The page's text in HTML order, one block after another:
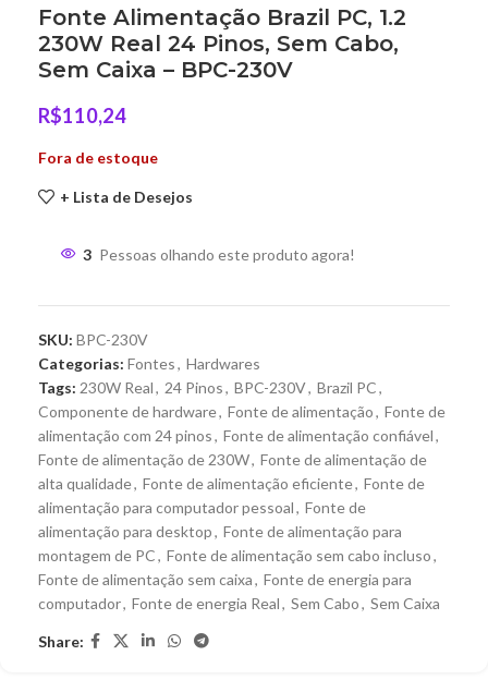
Fonte Alimentação Brazil PC, 1.2
230W Real 24 Pinos, Sem Cabo,
Sem Caixa – BPC-230V
R$110,24
Fora de estoque
+ Lista de Desejos
3 Pessoas olhando este produto agora!
SKU: BPC-230V
Categorias: Fontes, Hardwares
Tags: 230W Real, 24 Pinos, BPC-230V, Brazil PC,
Componente de hardware, Fonte de alimentação, Fonte de
alimentação com 24 pinos, Fonte de alimentação confiável,
Fonte de alimentação de 230W, Fonte de alimentação de
alta qualidade, Fonte de alimentação eficiente, Fonte de
alimentação para computador pessoal, Fonte de
alimentação para desktop, Fonte de alimentação para
montagem de PC, Fonte de alimentação sem cabo incluso,
Fonte de alimentação sem caixa, Fonte de energia para
computador, Fonte de energia Real, Sem Cabo, Sem Caixa
Share: